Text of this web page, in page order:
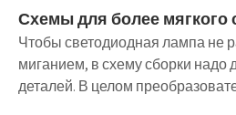
Схемы для более мягкого
Чтобы светодиодная лампа не
миганием, в схему сборки надо
деталей. В целом